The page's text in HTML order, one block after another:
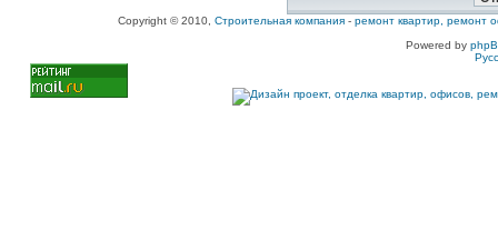
Copyright © 2010, Строительная компания - ремонт квартир, ремонт
Powered by